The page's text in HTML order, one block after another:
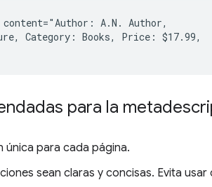
content="Author: A.N. Author,
Category: Books, Price: $17.99,
para la
única para cada página.
sean claras y concisas. Evita